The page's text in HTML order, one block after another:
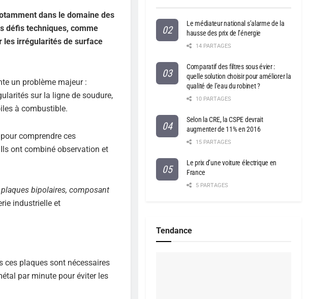
dans le domaine des
défis techniques, comme
les irrégularités de surface
un problème majeur :
sur la ligne de soudure,
à combustible.
comprendre ces
ont combiné observation et
bipolaires, composant
industrielle et
ces plaques sont nécessaires
par minute pour éviter les
Le médiateur national s’alarme de la
hausse des prix de l’énergie
14 PARTAGES
Comparatif des filtres sous évier :
quelle solution choisir pour améliorer la
qualité de l’eau du robinet ?
10 PARTAGES
Selon la CRE, la CSPE devrait
augmenter de 11% en 2016
15 PARTAGES
Le prix d’une voiture électrique en
France
5 PARTAGES
Tendance